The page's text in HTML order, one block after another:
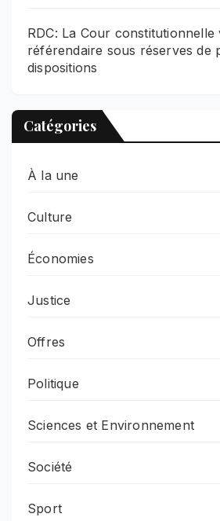
RDC: La Cour constitutionnelle
référendaire sous réserves de
dispositions
Catégories
À la une
Culture
Économies
Justice
Offres
Politique
Sciences et Environnement
Société
Sport